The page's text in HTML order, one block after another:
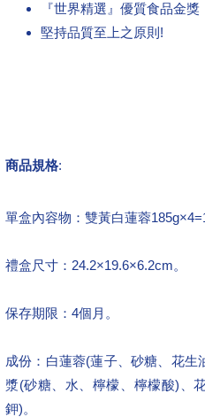
『世界精選』優質食品金獎
堅持品質至上之原則!
商品規格:
單盒內容物：雙黃白蓮蓉
禮盒尺寸：24.2×19.6×6.2cm。
保存期限：4個月。
成份：白蓮蓉(蓮子、砂糖、花
漿(砂糖、水、檸檬、檸檬酸)、
鉀)。